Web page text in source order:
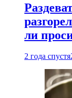
ли
2 года спустя